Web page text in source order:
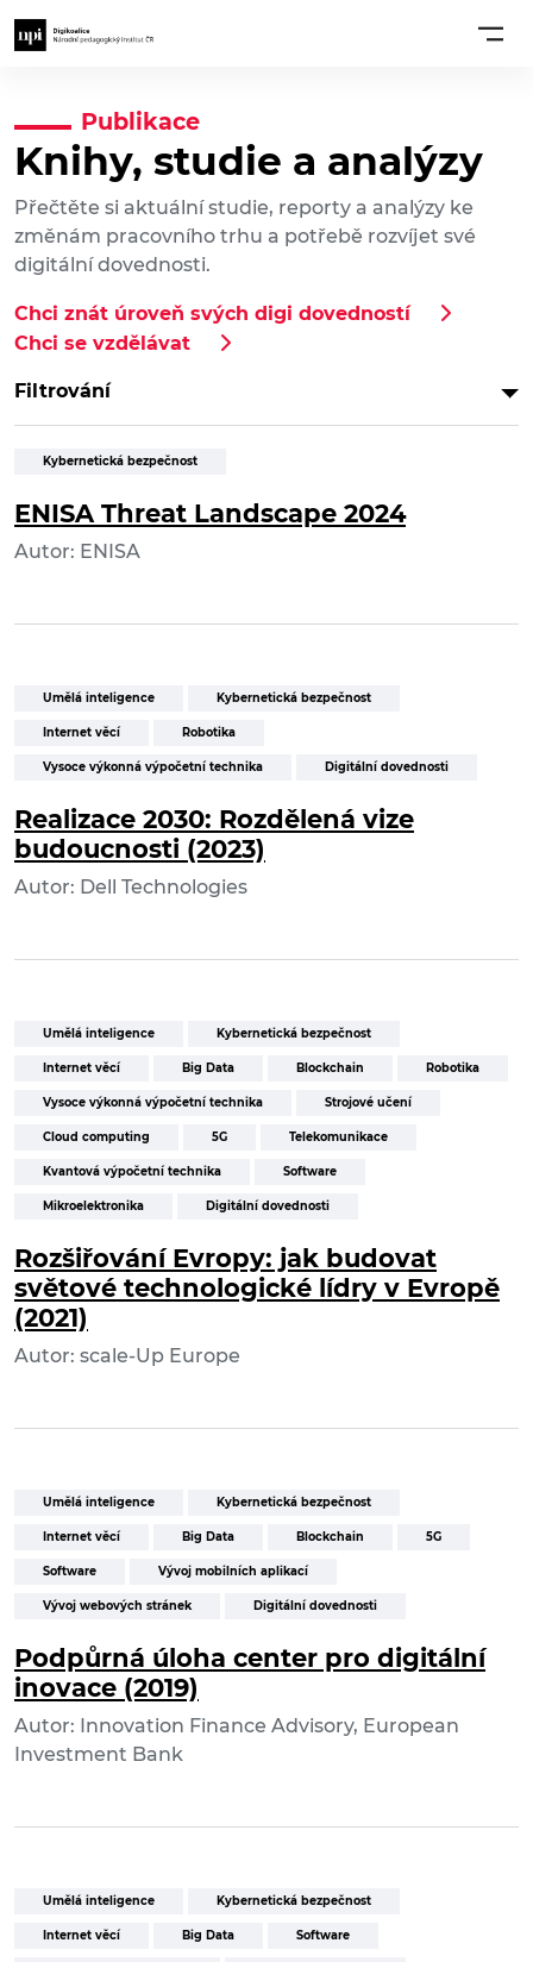
Publikace
Knihy, studie a analýzy
Přečtěte si aktuální studie, reporty a analýzy ke
změnám pracovního trhu a potřebě rozvíjet své
digitální dovednosti.
Chci znát úroveň svých digi dovedností
Chci se vzdělávat
Filtrování
Kybernetická bezpečnost
ENISA Threat Landscape 2024
Autor: ENISA
Umělá inteligence Kybernetická bezpečnost
Internet věcí Robotika
Vysoce výkonná výpočetní technika Digitální dovednosti
Realizace 2030: Rozdělená vize
budoucnosti (2023)
Autor: Dell Technologies
Umělá inteligence Kybernetická bezpečnost
Internet věcí Big Data Blockchain Robotika
Vysoce výkonná výpočetní technika Strojové učení
Cloud computing 5G Telekomunikace
Kvantová výpočetní technika Software
Mikroelektronika Digitální dovednosti
Rozšiřování Evropy: jak budovat
světové technologické lídry v Evropě
(2021)
Autor: scale-Up Europe
Umělá inteligence Kybernetická bezpečnost
Internet věcí Big Data Blockchain 5G
Software Vývoj mobilních aplikací
Vývoj webových stránek Digitální dovednosti
Podpůrná úloha center pro digitální
inovace (2019)
Autor: Innovation Finance Advisory, European
Investment Bank
Umělá inteligence Kybernetická bezpečnost
Internet věcí Big Data Software